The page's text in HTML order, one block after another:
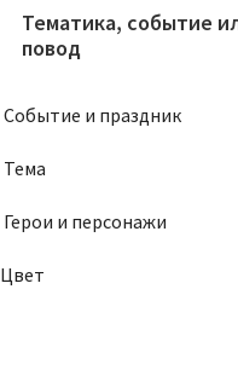
Тематика, событие
повод
Событие и праздник
Тема
Герои и персонажи
Цвет